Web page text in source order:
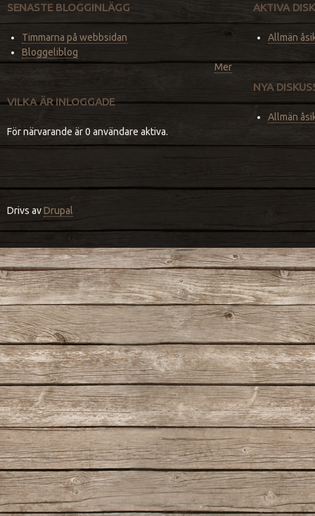
SENASTE BLOGGINLÄGG
Timmarna på webbsidan
Bloggeliblog
Mer
VILKA ÄR INLOGGADE
För närvarande är 0 användare aktiva.
AKTIVA
Allmän
NYA
Allmän
Drivs avDrupal